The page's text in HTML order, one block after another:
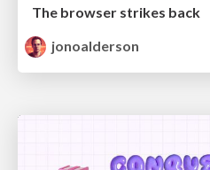
The browser strikes back
jonoalderson